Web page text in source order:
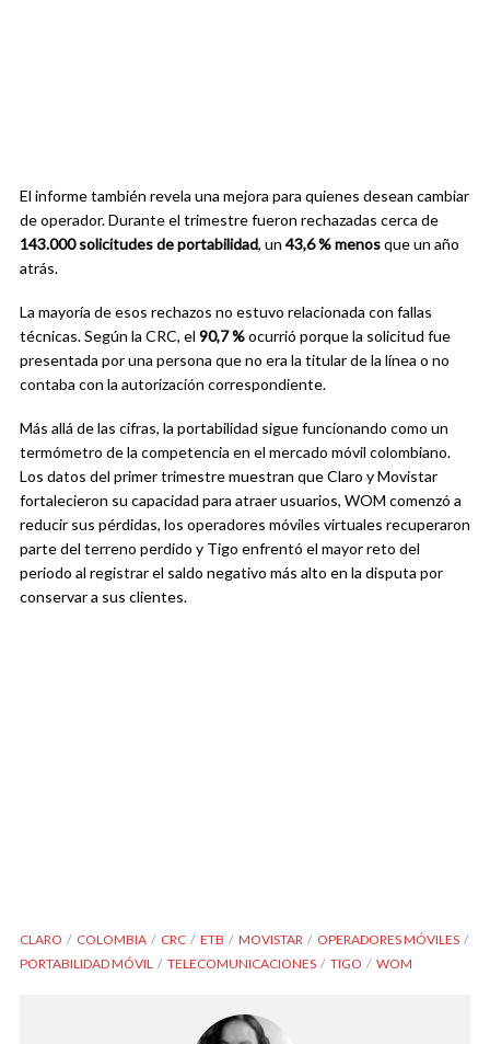
El informe también revela una mejora para quienes desean cambiar
de operador. Durante el trimestre fueron rechazadas cerca de
143.000 solicitudes de portabilidad, un 43,6 % menosque un año
atrás.
La mayoría de esos rechazos no estuvo relacionada con fallas
técnicas. Según la CRC, el 90,7 %ocurrió porque la solicitud fue
presentada por una persona que no era la titular de la línea o no
contaba con la autorización correspondiente.
Más allá de las cifras, la portabilidad sigue funcionando como un
termómetro de la competencia en el mercado móvil colombiano.
Los datos del primer trimestre muestran que Claro y Movistar
fortalecieron su capacidad para atraer usuarios, WOM comenzó a
reducir sus pérdidas, los operadores móviles virtuales recuperaron
parte del terreno perdido y Tigo enfrentó el mayor reto del
periodo al registrar el saldo negativo más alto en la disputa por
conservar a sus clientes.
CLARO COLOMBIA CRC ETB MOVISTAR
OPERADORES MÓVILES
PORTABILIDAD MÓVIL
TELECOMUNICACIONES TIGO WOM